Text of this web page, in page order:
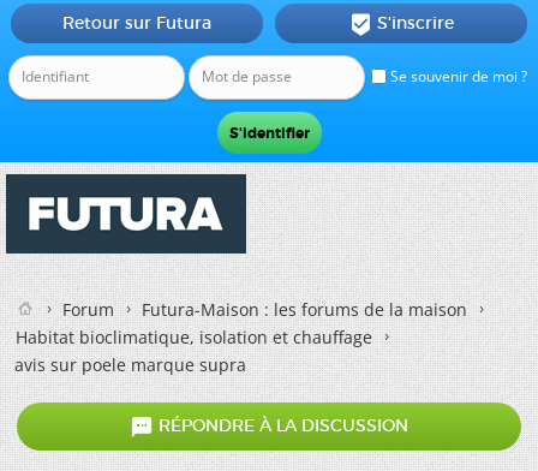
Se souvenir de moi ?
Retour sur Futura  S'inscrire
Forum
Futura-Maison : les forums de la maison
Habitat bioclimatique, isolation et chauffage
avis sur poele marque supra
 RÉPONDRE À LA DISCUSSION